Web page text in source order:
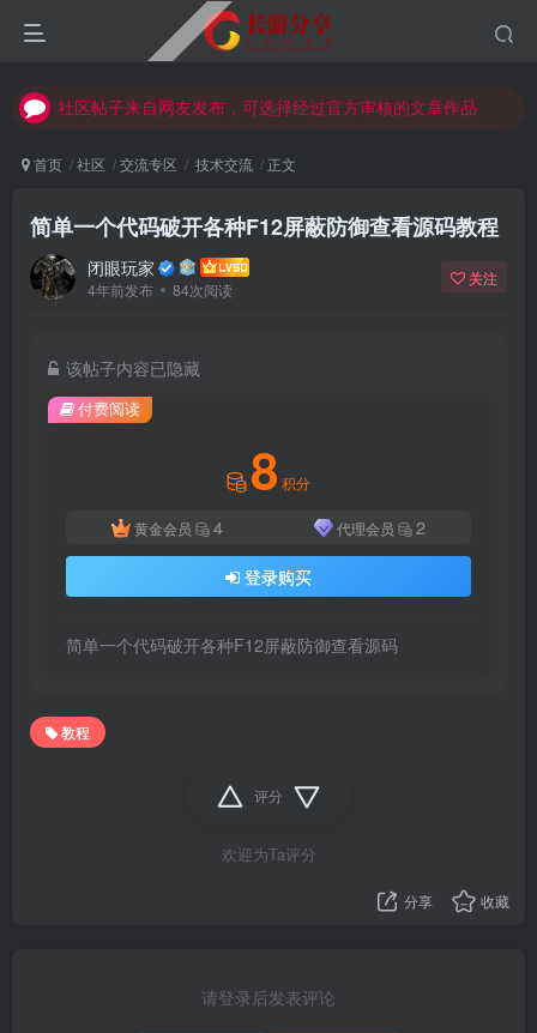
社区帖子来自网友发布，可选择经过官方审核的文章作品
社区帖子来自网友发布，可选择经过官方审核的文章作品
社区帖子来自网友发布，可选择经过官方审核的文章作品
首页 社区 交流专区 技术交流 正文
简单一个代码破开各种F12屏蔽防御查看源码教程
闭眼玩家
4年前发布 84次阅读
关注
该帖子内容已隐藏
付费阅读
8 积分
黄金会员 4 代理会员 2
登录购买
简单一个代码破开各种F12屏蔽防御查看源码
教程
评分
欢迎为Ta评分
分享 收藏
请登录后发表评论